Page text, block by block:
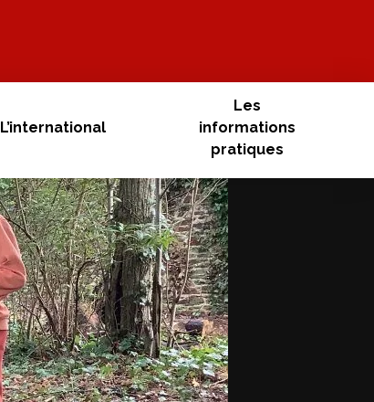
L’international
Les
informations
pratiques